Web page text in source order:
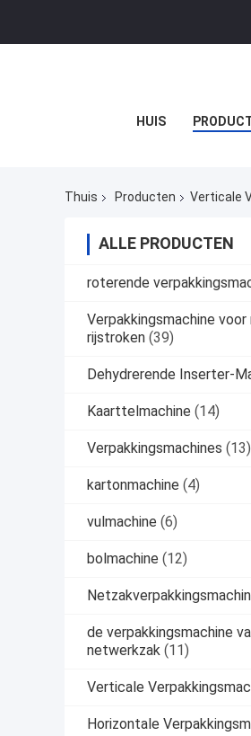
HUIS
Thuis Producten Verticale
ALLE PRODUCTEN
roterende
Verpakkingsmachine voor
rijstroken (39)
Dehydrerende Inserter-
Kaarttelmachine (14)
Verpakkingsmachines (13)
kartonmachine (4)
vulmachine (6)
bolmachine (12)
de verpakkingsmachine
netwerkzak (11)
Verticale
Horizontale